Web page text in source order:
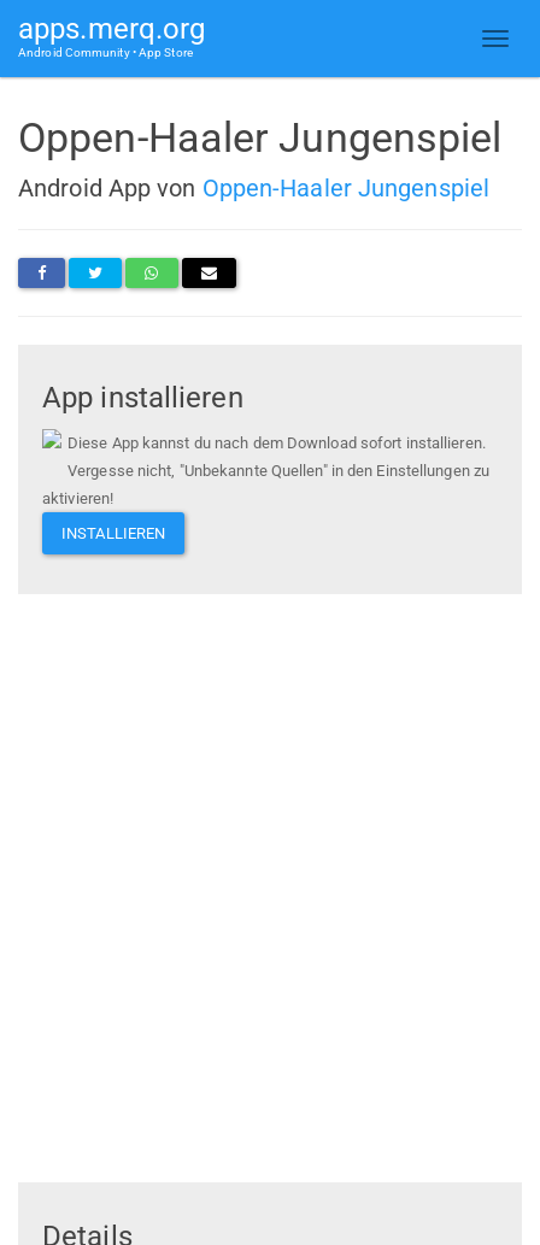
apps.merq.org
Android Community • App Store
Oppen-Haaler Jungenspiel
Android App von Oppen-Haaler Jungenspiel
App installieren
Diese App kannst du nach dem Download sofort installieren.
Vergesse nicht, "Unbekannte Quellen" in den Einstellungen zu
aktivieren!
INSTALLIEREN
Details